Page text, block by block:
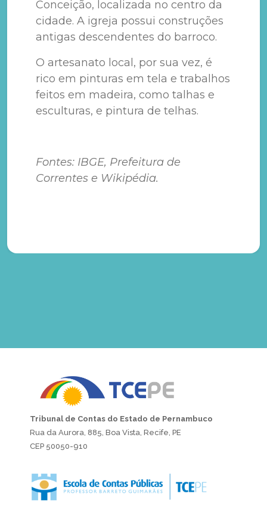
Tribunal de Contas do Estado de Pernambuco
Rua da Aurora, 885, Boa Vista, Recife, PE
CEP 50050-910